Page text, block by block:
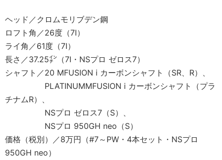
ヘッド／クロムモリブデン鋼
ロフト角／26度（7Ⅰ）
ライ角／61度（7Ⅰ）
長さ／37.25㌅（7Ⅰ・NSプロ ゼロス7）
シャフト／20 MFUSION i カーボンシャフト（SR、R）、
PLATINUMMFUSION i カーボンシャフト（プラ
チナムR）、
NSプロ ゼロス7（S）、
NSプロ 950GH neo（S）
価格（税別）／8万円（#7～PW・4本セット・NSプロ
950GH neo）